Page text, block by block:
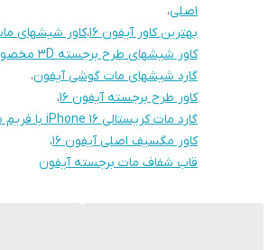
اصلی،
بهترین کاور آیفون 16 ،کاور شیشهای
کاور شیشهای طرح برجسته 3D مخصوص آیفون 16
گارد شیشهای مات گوشی آیفون،
کاور طرح برجسته آیفون 16 ،
گارد مات کریستالی iPhone 16 با فریم محافظ لنز
کاور مگسیف اصلی آیفون 16 ،
قاب شفاف مات برجسته آیفون